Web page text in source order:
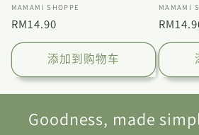
厂
商：
MAMAMI SHOPPE
常
规
价
格
RM14.90
添加到购物车
厂
商：
MAMAMI
常
规
价
格
Goodness, made